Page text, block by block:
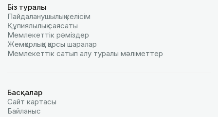
Біз туралы
Пайдаланушылық келiciм
Құпиялылық саясаты
Мемлекеттік рәміздер
Жемқорлыққа қарсы шаралар
Мемлекеттік сатып алу туралы мәлiметтер
Басқалар
Сайт картасы
Байланыс